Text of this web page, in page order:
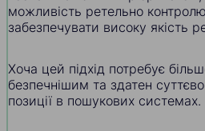
можливість ретельно
забезпечувати високу якість
Хоча цей підхід потребує
безпечнішим та здатен
позиції в пошукових системах.